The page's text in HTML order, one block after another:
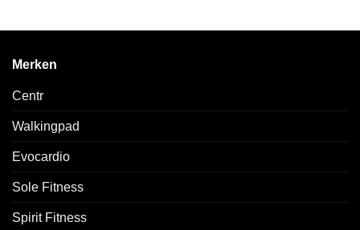
Merken
Centr
Walkingpad
Evocardio
Sole Fitness
Spirit Fitness